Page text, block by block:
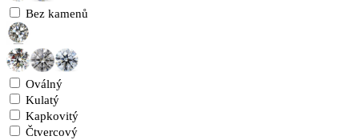
Bez kamenů
Oválný
Kulatý
Kapkovitý
Čtvercový